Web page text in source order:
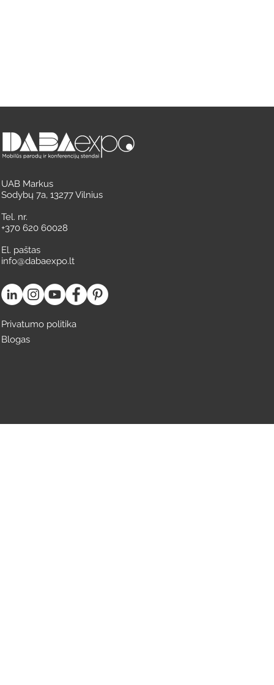
UAB Markus
Sodybų 7a, 13277 Vilnius
Tel. nr.
+370 620 60028
El. paštas
info@dabaexpo.lt
Privatumo politika
Blogas